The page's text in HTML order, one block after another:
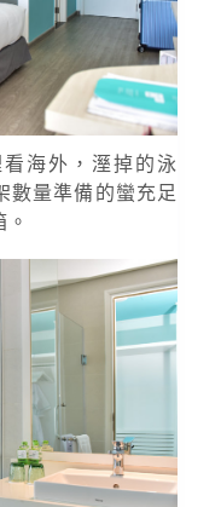
海外，溼掉的泳
數量準備的蠻充足